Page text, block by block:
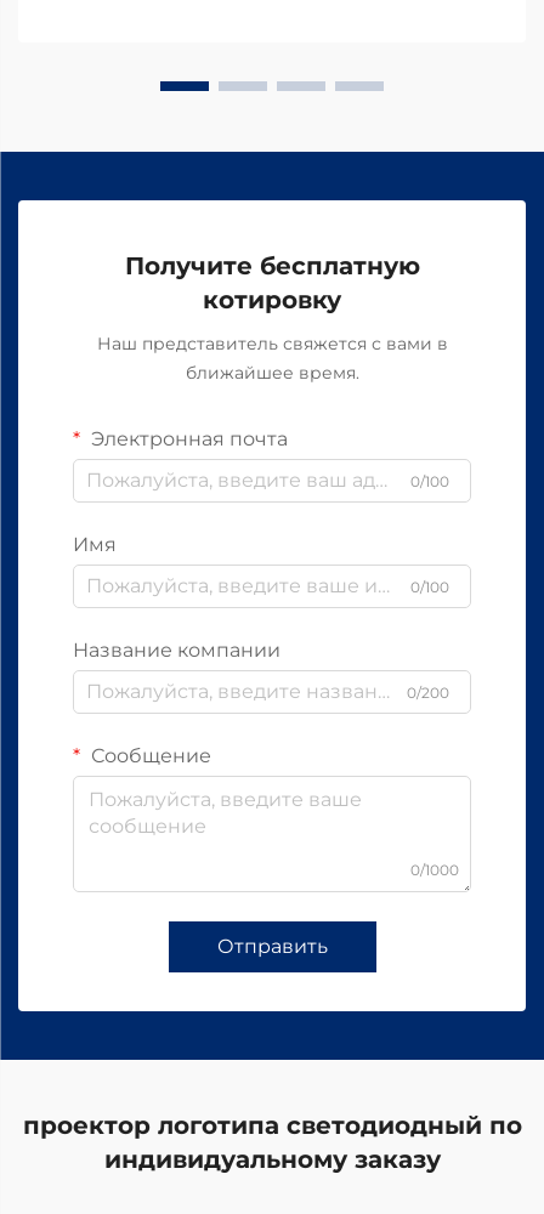
Получите бесплатную
котировку
Наш представитель свяжется с вами в
ближайшее время.
Электронная почта
0/100
Имя
0/100
Название компании
0/200
Сообщение
0/1000
Отправить
проектор логотипа светодиодный по
индивидуальному заказу